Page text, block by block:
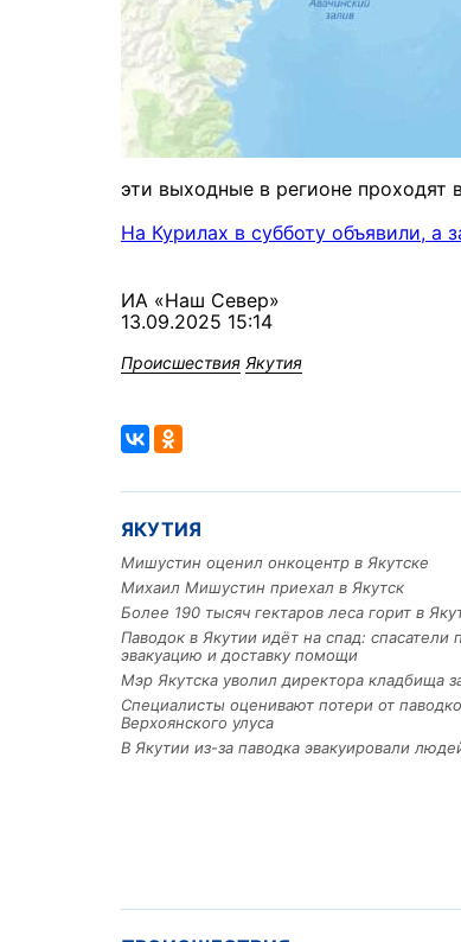
эти выходные в регионе проходят
На Курилах в субботу объявили, а
ИА «Наш Север»
13.09.2025 15:14
Происшествия Якутия
ЯКУТИЯ
Мишустин оценил онкоцентр в Якутске
Михаил Мишустин приехал в Якутск
Более 190 тысяч гектаров леса горит в
Паводок в Якутии идёт на спад: спасатели
эвакуацию и доставку помощи
Мэр Якутска уволил директора кладбища
Специалисты оценивают потери от
Верхоянского улуса
В Якутии из-за паводка эвакуировали